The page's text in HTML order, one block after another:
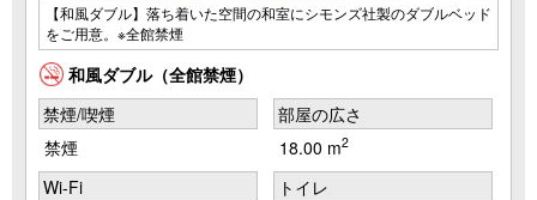
【和風ダブル】落ち着いた空間の和室にシモンズ社製のダブルベッド
をご用意。※全館禁煙
和風ダブル（全館禁煙）
禁煙/喫煙
禁煙
部屋の広さ
18.00 m2
Wi-Fi
トイレ